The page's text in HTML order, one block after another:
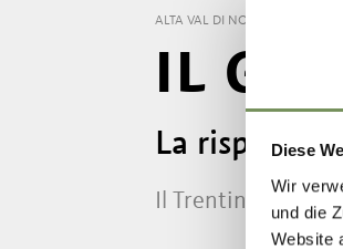
Diese
Wir
und die
Website
ALTA VAL DI NON
IL
La risposta
Il TrentinGrana